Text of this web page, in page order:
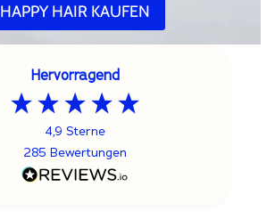
HAPPY HAIR KAUFEN
Hervorragend
4,9 Sterne
285 Bewertungen